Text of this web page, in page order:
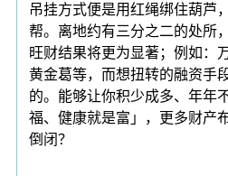
吊挂方式便是用红绳绑住葫芦
帮。离地约有三分之二的处所
旺财结果将更为显著；例如：
黄金葛等，而想扭转的融资手
的。能够让你积少成多、年年
福、健康就是富」，更多财产
倒闭？